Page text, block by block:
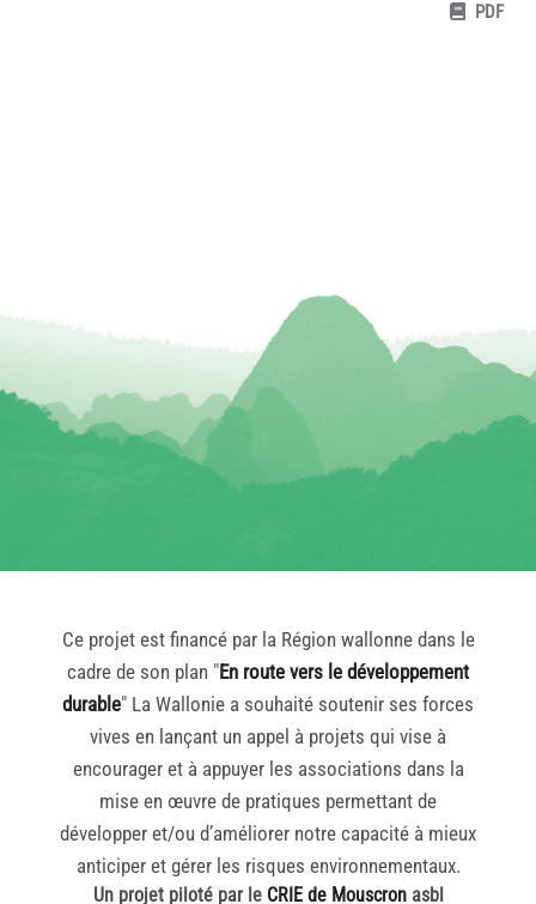
PDF
Ce projet est financé par la Région wallonne dans le
cadre de son plan "En route vers le développement
durable" La Wallonie a souhaité soutenir ses forces
vives en lançant un appel à projets qui vise à
encourager et à appuyer les associations dans la
mise en œuvre de pratiques permettant de
développer et/ou d’améliorer notre capacité à mieux
anticiper et gérer les risques environnementaux.
Un projet piloté par le CRIE de Mouscronasbl